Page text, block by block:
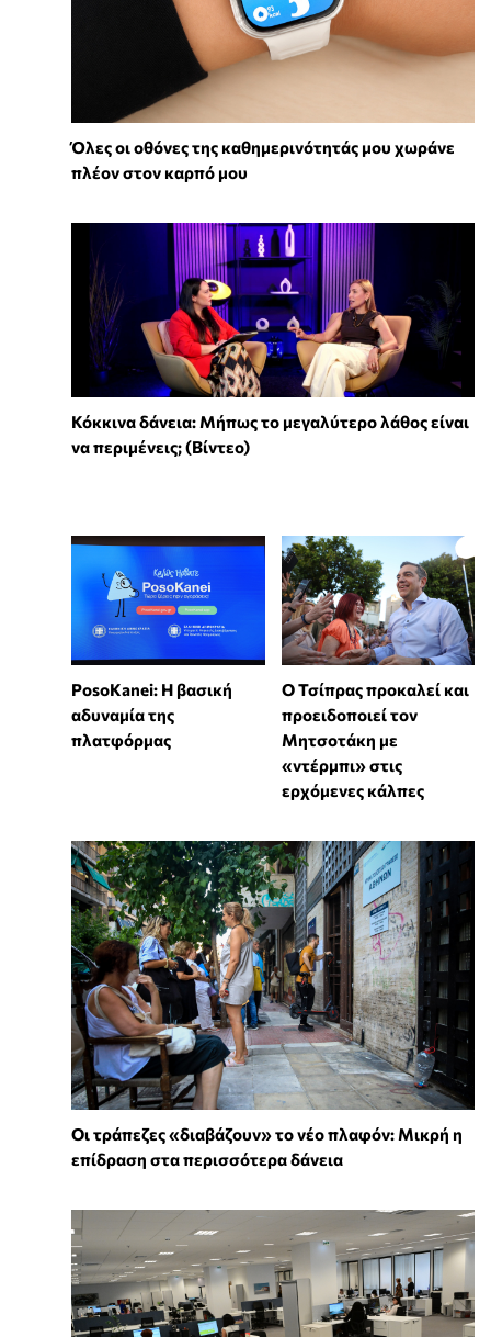
Όλες οι οθόνες της καθημερινότητάς μου χωράνε
πλέον στον καρπό μου
Κόκκινα δάνεια: Μήπως το μεγαλύτερο λάθος είναι
να περιμένεις; (Βίντεο)
PosoKanei: Η βασική
αδυναμία της
πλατφόρμας
Ο Τσίπρας προκαλεί και
προειδοποιεί τον
Μητσοτάκη με
«ντέρμπι» στις
ερχόμενες κάλπες
Οι τράπεζες «διαβάζουν» το νέο πλαφόν: Μικρή η
επίδραση στα περισσότερα δάνεια